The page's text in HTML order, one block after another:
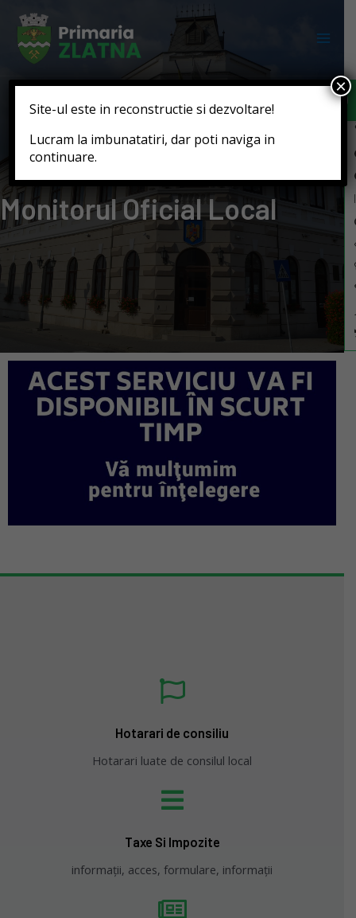
Monitorul Oficial Local
Hotarari de consiliu
Hotarari luate de consilul local
Taxe Si Impozite
informații, acces, formulare, informații
Site-ul este in reconstructie si dezvoltare!
Lucram la imbunatatiri, dar poti naviga in
continuare.
×